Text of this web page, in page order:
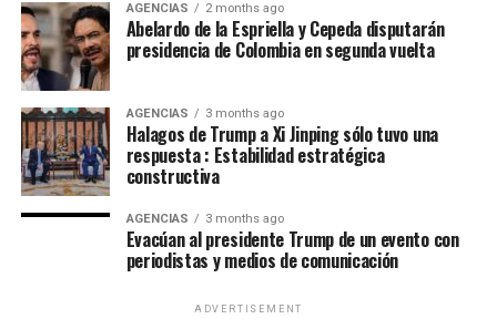
AGENCIAS 2 months ago
Abelardo de la Espriella y Cepeda disputarán
presidencia de Colombia en segunda vuelta
AGENCIAS 3 months ago
Halagos de Trump a Xi Jinping sólo tuvo una
respuesta : Estabilidad estratégica
constructiva
AGENCIAS 3 months ago
Evacúan al presidente Trump de un evento con
periodistas y medios de comunicación
ADVERTISEMENT